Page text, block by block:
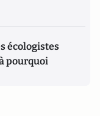
écologistes
pourquoi